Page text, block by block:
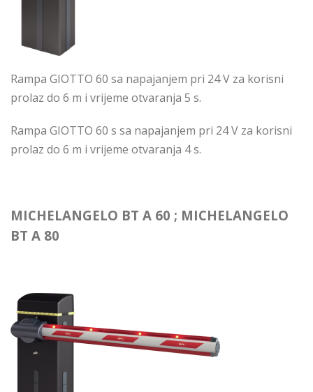
Rampa GIOTTO 60 sa napajanjem pri 24 V za korisni
prolaz do 6 m i vrijeme otvaranja 5 s.
Rampa GIOTTO 60 s sa napajanjem pri 24 V za korisni
prolaz do 6 m i vrijeme otvaranja 4 s.
MICHELANGELO BT A 60 ; MICHELANGELO
BT A 80